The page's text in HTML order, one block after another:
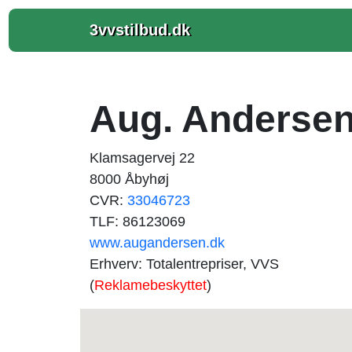
3vvstilbud.dk
Aug.
Klamsagervej 22
8000 Åbyhøj
CVR: 33046723
TLF: 86123069
www.augandersen.dk
Erhverv: Totalentrepriser, VVS
(Reklamebeskyttet)